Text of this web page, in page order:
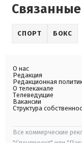
СПОРТ БОКС
О нас
Редакция
Редакционная
О телеканале
Телеведущие
Вакансии
Структура
Все коммерческие